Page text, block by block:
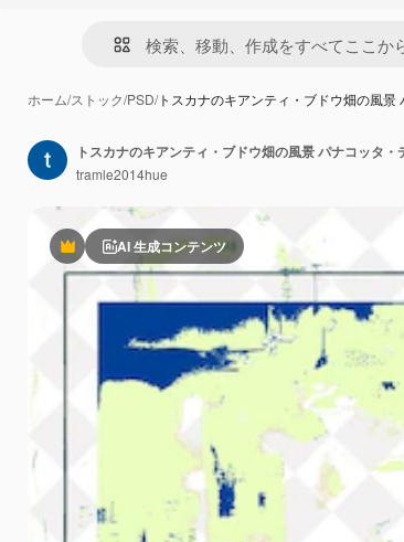
ホーム/ストック/PSD/トスカナのキアンティ・ブドウ畑の風景
PremiumAI 生成コンテンツ
tramle2014hue